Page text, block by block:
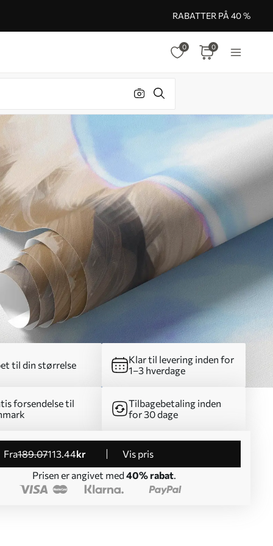
RABATTER PÅ 40 %
0 0
til din størrelse
Klar til levering inden for
1–3 hverdage
forsendelse til
Tilbagebetaling inden
for 30 dage
fra189.07113.44kr
Vis pris
Prisen er angivet med 40% rabat.